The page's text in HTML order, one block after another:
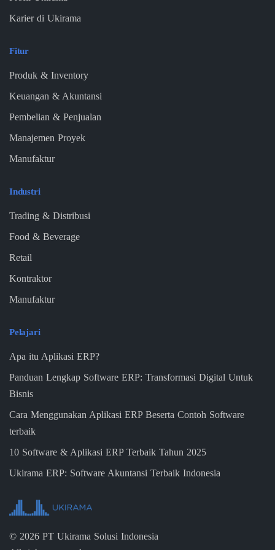
Karier di Ukirama
Fitur
Produk & Inventory
Keuangan & Akuntansi
Pembelian & Penjualan
Manajemen Proyek
Manufaktur
Industri
Trading & Distribusi
Food & Beverage
Retail
Kontraktor
Manufaktur
Pelajari
Apa itu Aplikasi ERP?
Panduan Lengkap Software ERP: Transformasi Digital Untuk
Bisnis
Cara Menggunakan Aplikasi ERP Beserta Contoh Software
terbaik
10 Software & Aplikasi ERP Terbaik Tahun 2025
Ukirama ERP: Software Akuntansi Terbaik Indonesia
© 2026 PT Ukirama Solusi Indonesia